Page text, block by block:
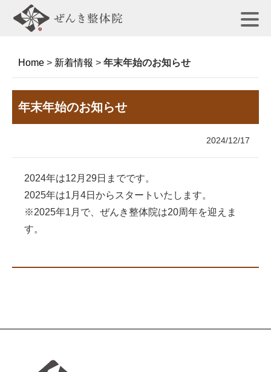
Home > 新着情報 > 年末年始のお知らせ
年末年始のお知らせ
2024/12/17
2024年は12月29日までです。
2025年は1月4日からスタートいたします。
※2025年1月で、ぜんき整体院は20周年を迎えま
す。